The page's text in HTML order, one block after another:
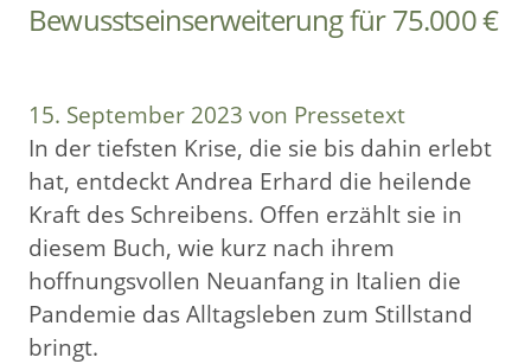
Bewusstseinserweiterung für 75.000 €
15. September 2023 von Pressetext
In der tiefsten Krise, die sie bis dahin erlebt
hat, entdeckt Andrea Erhard die heilende
Kraft des Schreibens. Offen erzählt sie in
diesem Buch, wie kurz nach ihrem
hoffnungsvollen Neuanfang in Italien die
Pandemie das Alltagsleben zum Stillstand
bringt.